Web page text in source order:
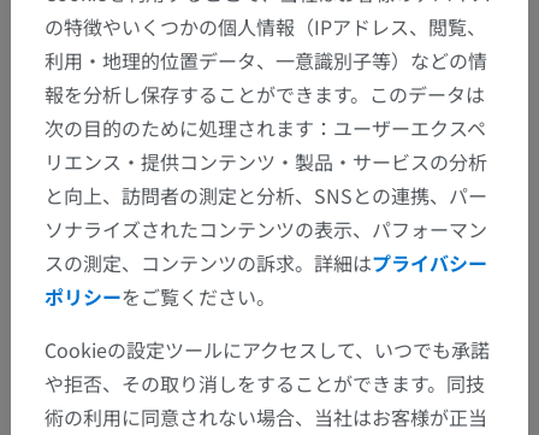
の特徴やいくつかの個人情報（IPアドレス、閲覧、
利用・地理的位置データ、一意識別子等）などの情
報を分析し保存することができます。このデータは
次の目的のために処理されます：ユーザーエクスペ
リエンス・提供コンテンツ・製品・サービスの分析
と向上、訪問者の測定と分析、SNSとの連携、パー
ソナライズされたコンテンツの表示、パフォーマン
スの測定、コンテンツの訴求。詳細はプライバシー
ポリシーをご覧ください。
Cookieの設定ツールにアクセスして、いつでも承諾
や拒否、その取り消しをすることができます。同技
術の利用に同意されない場合、当社はお客様が正当